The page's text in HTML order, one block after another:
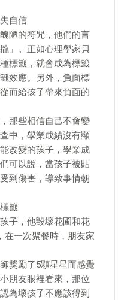
自信
陋的符咒，他們的言
」。正如心理學家貝
標籤，就會成為標籤
效應。另外，負面標
而給孩子帶來負面的
那些相信自己不會變
中，學業成績沒有顯
改變的孩子，學業成
可以說，當孩子被貼
到傷害，導致事情朝
籤
子，他毀壞花圃和花
在一次聚餐時，朋友家
獎勵了5顆星星而感覺
朋友眼裡看來，那位
為壞孩子不應該得到